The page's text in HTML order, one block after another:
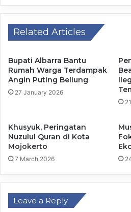
mengucapkan selamat kepada
pengurus, atlet, dan bibit-bibit
demi membanggakan diri,
ke-13, teruslah tumbuh, teruslah
berkontribusi bagi kemajuan
Kabupaten Mojokerto,”
membanggakan, yaitu hadirnya
badminton, Khalimatus Sadiyah
Related Articles
Bupati Albarra Bantu
Rumah Warga Terdampak
Angin Puting Beliung
27 January 2026
Khusyuk, Peringatan
Nuzulul Quran di Kota
Mojokerto
7 March 2026
Leave a Reply